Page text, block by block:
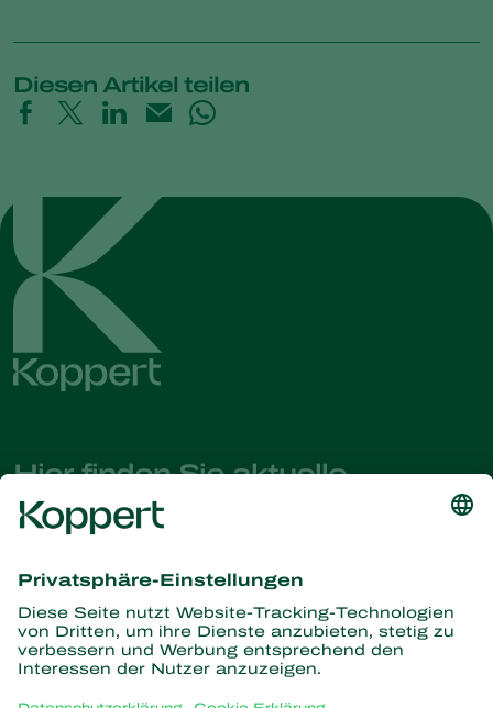
Diesen Artikel teilen
Hier finden Sie aktuelle
Nachrichten und Informationen
Partners with Nature
Raubmilben
Räuber